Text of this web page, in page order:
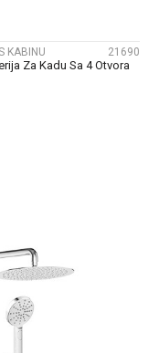
KABINU 21690
Za Kadu Sa 4 Otvora